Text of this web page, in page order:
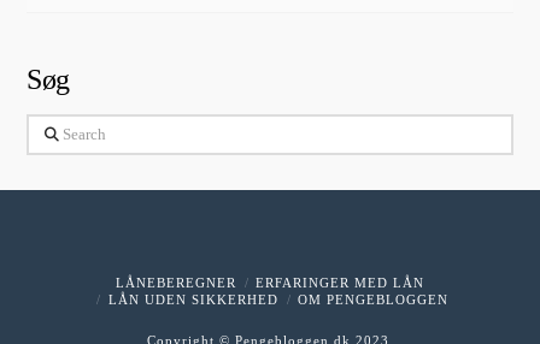
Søg
Search
LÅNEBEREGNER
ERFARINGER MED LÅN
LÅN UDEN SIKKERHED
OM PENGEBLOGGEN
Copyright © Pengebloggen.dk 2023.